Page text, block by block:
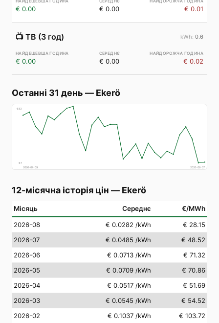
€ 0.00 € 0.00 € 0.01
📺 ТВ (3 год) 0.6
€ 0.00 € 0.00 € 0.02
Останні 31 день — Ekerö
€83
€7
2026-07-09
2026-08-07
12-місячна історія цін — Ekerö
Місяць Середнє €/MWh
2026-08 € 0.0282 /kWh
€ 28.15
2026-07
€ 0.0485 /kWh
€ 48.52
2026-06
€ 0.0713 /kWh
€ 71.32
2026-05
€ 0.0709 /kWh
€ 70.86
2026-04
€ 0.0517 /kWh
€ 51.69
2026-03
€ 0.0545 /kWh
€ 54.52
2026-02
€ 0.1037 /kWh
€ 103.72